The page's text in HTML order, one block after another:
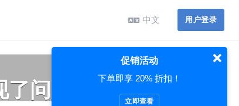
中文 用户登录
问题…
促销活动
下单即享 20% 折扣！
立即查看